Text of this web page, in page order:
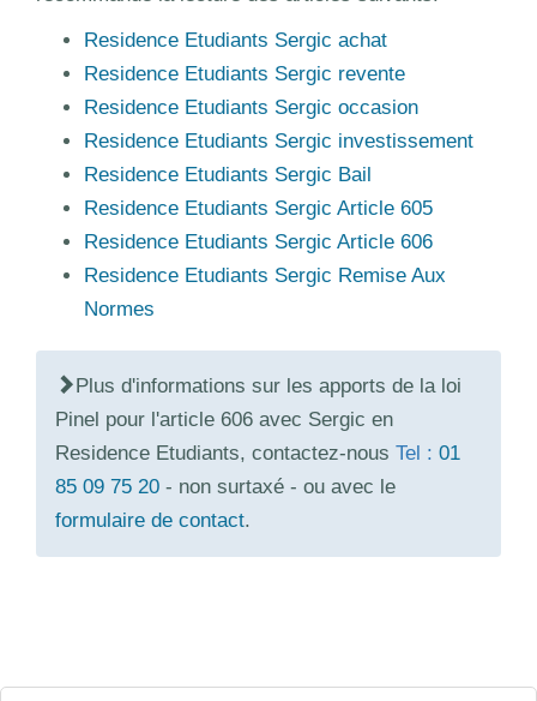
Residence Etudiants Sergic achat
Residence Etudiants Sergic revente
Residence Etudiants Sergic occasion
Residence Etudiants Sergic investissement
Residence Etudiants Sergic Bail
Residence Etudiants Sergic Article 605
Residence Etudiants Sergic Article 606
Residence Etudiants Sergic Remise Aux
Normes
Plus d'informations sur les apports de la loi
Pinel pour l'article 606 avec Sergic en
Residence Etudiants, contactez-nous Tel : 01
85 09 75 20 - non surtaxé - ou avec le
formulaire de contact.